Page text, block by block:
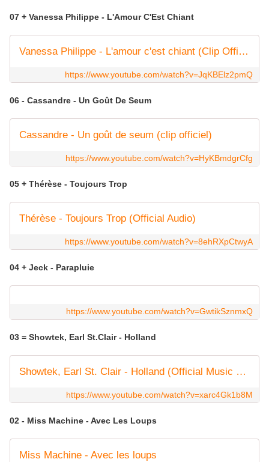
07 + Vanessa Philippe - L'Amour C'Est Chiant
Vanessa Philippe - L'amour c'est chiant (Clip Officiel)
https://www.youtube.com/watch?v=JqKBElz2pmQ
06 - Cassandre - Un Goût De Seum
Cassandre - Un goût de seum (clip officiel)
https://www.youtube.com/watch?v=HyKBmdgrCfg
05 + Thérèse - Toujours Trop
Thérèse - Toujours Trop (Official Audio)
https://www.youtube.com/watch?v=8ehRXpCtwyA
04 + Jeck - Parapluie
https://www.youtube.com/watch?v=GwtikSznmxQ
03 = Showtek, Earl St.Clair - Holland
Showtek, Earl St. Clair - Holland (Official Music Video)
https://www.youtube.com/watch?v=xarc4Gk1b8M
02 - Miss Machine - Avec Les Loups
Miss Machine - Avec les loups